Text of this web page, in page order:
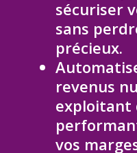
sécuriser
sans
précieux.
revenus
exploitant
vos